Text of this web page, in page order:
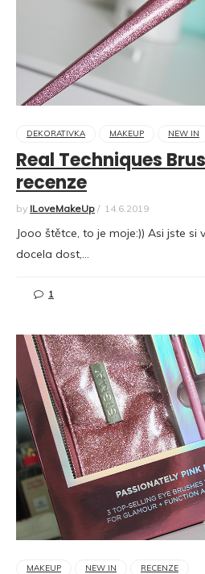
DEKORATIVKA MAKEUP NEW IN
Real Techniques
recenze
by ILoveMakeUp / 14.6.2019
Jooo štětce, to je moje:)) Asi jste si
docela dost,…
1
MAKEUP NEW IN RECENZE